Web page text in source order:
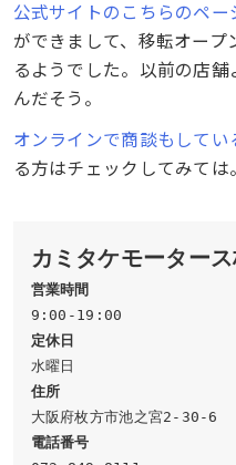
公式サイトのこちらのペー
ができまして、移転オープ
るようでした。以前の店
んだそう。
オンラインで商談もしてい
る方はチェックしてみては。
カミタケモーター
営業時間
定休日
住所
電話番号